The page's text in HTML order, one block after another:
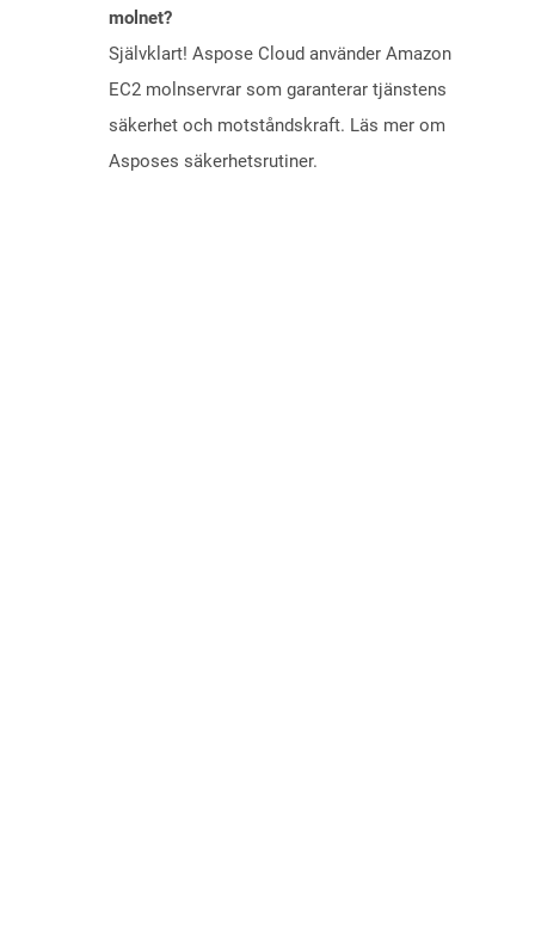
molnet?
Självklart! Aspose Cloud använder Amazon
EC2 molnservrar som garanterar tjänstens
säkerhet och motståndskraft. Läs mer om
Asposes säkerhetsrutiner.